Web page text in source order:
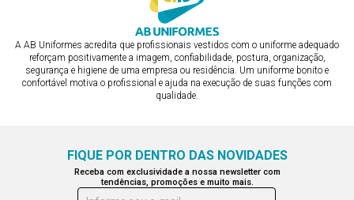
A AB Uniformes acredita que profissionais vestidos com o uniforme adequado
reforçam positivamente a imagem, confiabilidade, postura, organização,
segurança e higiene de uma empresa ou residência. Um uniforme bonito e
confortável motiva o profissional e ajuda na execução de suas funções com
qualidade.
FIQUE POR DENTRO DAS NOVIDADES
Receba com exclusividade a nossa newsletter com
tendências, promoções e muito mais.